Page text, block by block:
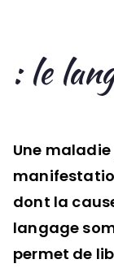
: le
Une
dont la
langage
permet de